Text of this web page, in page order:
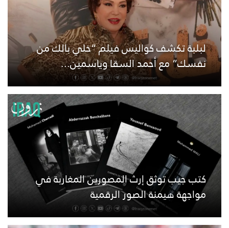
لبلبة تكشف كواليس فيلم “خلي بالك من
نفسك” مع أحمد السقا وياسمين...
كتب جيب توثق إرث المصورين المغاربة في
مواجهة هيمنة الصور الرقمية